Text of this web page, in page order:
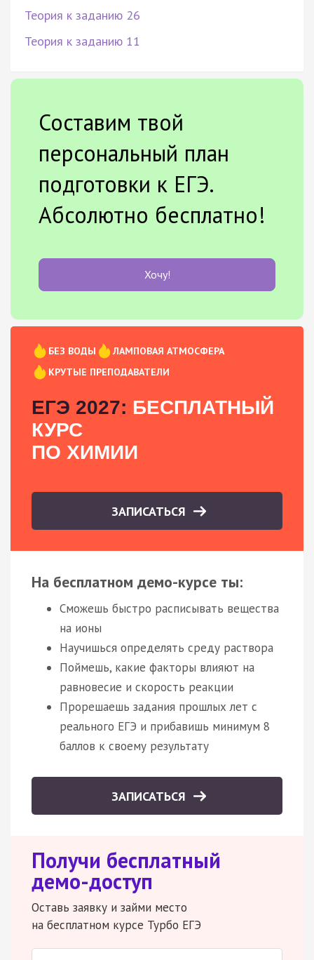
Теория к заданию 26
Теория к заданию 11
Составим твой
персональный план
подготовки к ЕГЭ.
Абсолютно бесплатно!
Хочу!
БЕЗ ВОДЫ
ЛАМПОВАЯ АТМОСФЕРА
КРУТЫЕ ПРЕПОДАВАТЕЛИ
ЕГЭ 2027: БЕСПЛАТНЫЙ
КУРС
ПО ХИМИИ
ЗАПИСАТЬСЯ
На бесплатном демо-курсе ты:
Сможешь быстро расписывать вещества
на ионы
Научишься определять среду раствора
Поймешь, какие факторы влияют на
равновесие и скорость реакции
Прорешаешь задания прошлых лет с
реального ЕГЭ и прибавишь минимум 8
баллов к своему результату
ЗАПИСАТЬСЯ
Получи бесплатный
демо-доступ
Оставь заявку и займи место
на бесплатном курсе Турбо ЕГЭ